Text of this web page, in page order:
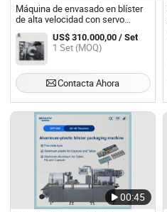
Máquina de envasado en blíster
de alta velocidad con servo
completo
US$ 310.000,00 / Set
1 Set (MOQ)
Contacta Ahora
00:45